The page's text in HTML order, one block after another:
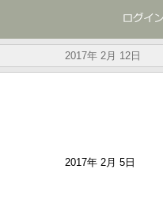
2017年 2月 12日
2017年 2月 5日